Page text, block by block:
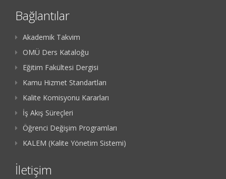
Bağlantılar
Akademik Takvim
OMÜ Ders Kataloğu
Eğitim Fakültesi Dergisi
Kamu Hizmet Standartları
Kalite Komisyonu Kararları
İş Akış Süreçleri
Öğrenci Değişim Programları
KALEM (Kalite Yönetim Sistemi)
İletişim